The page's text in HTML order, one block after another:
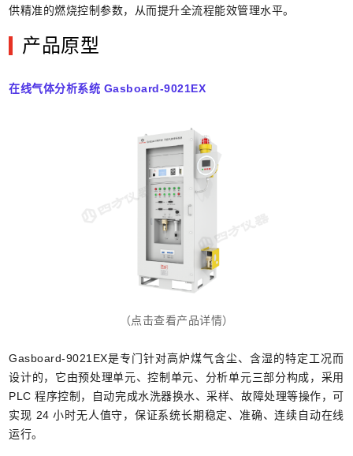
供精准的燃烧控制参数，从而提升全流程能效管理水平。
产品原型
在线气体分析系统 Gasboard-9021EX
（点击查看产品详情）
Gasboard-9021EX是专门针对高炉煤气含尘、含湿的特定工况而
设计的，它由预处理单元、控制单元、分析单元三部分构成，采用
PLC 程序控制，自动完成水洗器换水、采样、故障处理等操作，可
实现 24 小时无人值守，保证系统长期稳定、准确、连续自动在线
运行。